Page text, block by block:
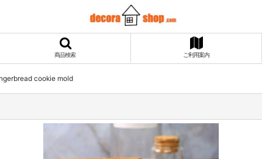
商品検索 ご利用案内
cookie mold